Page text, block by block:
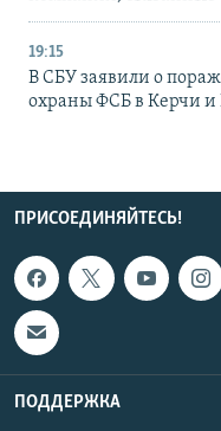
19:15
В СБУ заявили о
охраны ФСБ в Керчи и
ПРИСОЕДИНЯЙТЕСЬ!
ПОДДЕРЖКА